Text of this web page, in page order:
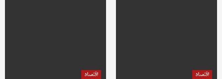
اقتصاد اقتصاد